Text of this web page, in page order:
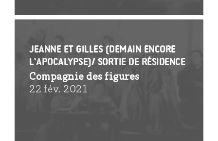
Jeanne et Gilles (demain encore
l’apocalypse)/ sortie de résidence
Compagnie des figures
22 fév. 2021